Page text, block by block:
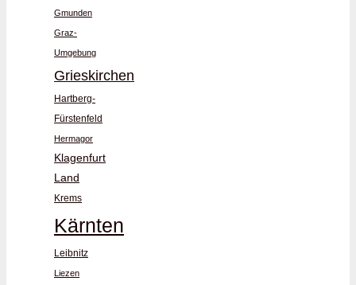
Gmunden
Graz-
Umgebung
Grieskirchen
Hartberg-
Fürstenfeld
Hermagor
Klagenfurt
Land
Krems
Kärnten
Leibnitz
Liezen